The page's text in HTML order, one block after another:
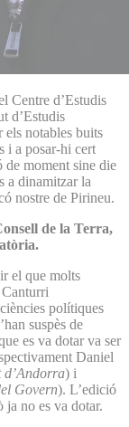
Centre d’Estudis
d’Estudis
notables buits
i a posar-hi cert
de moment sine die
a dinamitzar la
nostre de Pirineu.
de la Terra,
el que molts
Canturri
polítiques
suspès de
es va dotar va ser
Daniel
d’Andorra) i
Govern). L’edició
ja no es va dotar.